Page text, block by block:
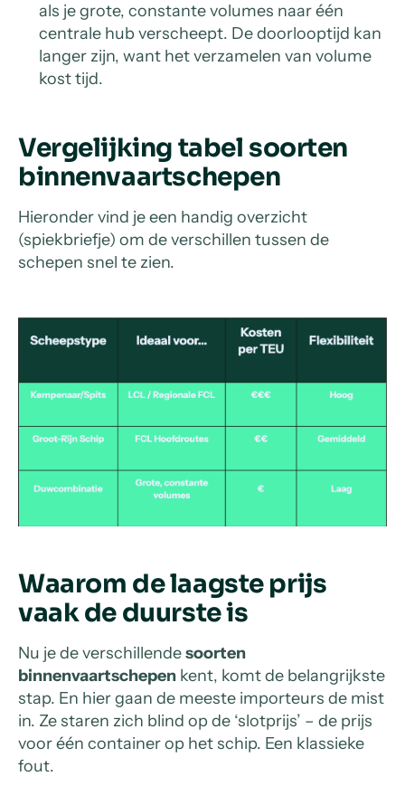
als je grote, constante volumes naar één
centrale hub verscheept. De doorlooptijd kan
langer zijn, want het verzamelen van volume
kost tijd.
Vergelijking tabel soorten
binnenvaartschepen
Hieronder vind je een handig overzicht
(spiekbriefje) om de verschillen tussen de
schepen snel te zien.
Waarom de laagste prijs
vaak de duurste is
Nu je de verschillendesoorten
binnenvaartschepen kent, komt de belangrijkste
stap. En hier gaan de meeste importeurs de mist
in. Ze staren zich blind op de ‘slotprijs’ – de prijs
voor één container op het schip. Een klassieke
fout.